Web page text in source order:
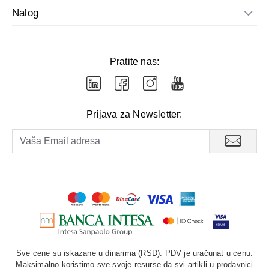
Nalog
Pratite nas:
Prijava za Newsletter:
Sve cene su iskazane u dinarima (RSD). PDV je uračunat u cenu.
Maksimalno koristimo sve svoje resurse da svi artikli u prodavnici